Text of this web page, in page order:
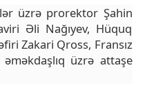
üzrə prorektor Şahin
Əli Nağıyev, Hüquq
Zakari Qross, Fransız
üzrə attaşe